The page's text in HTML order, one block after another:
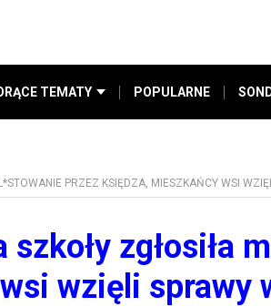
TEMATY POPULARNE
PRZEZ KSIĘDZA, MIESZKAŃCY WSI
zgłosiła
wzięli sprawy